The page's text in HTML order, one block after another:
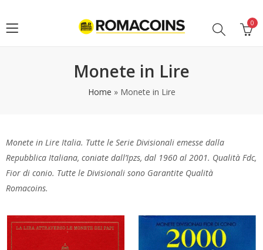
0
Monete in Lire
Home » Monete in Lire
Monete in Lire Italia. Tutte le Serie Divisionali emesse dalla
Repubblica Italiana, coniate dall’Ipzs, dal 1960 al 2001. Qualità Fdc,
Fior di conio. Tutte le Divisionali sono Garantite Qualità
Romacoins.